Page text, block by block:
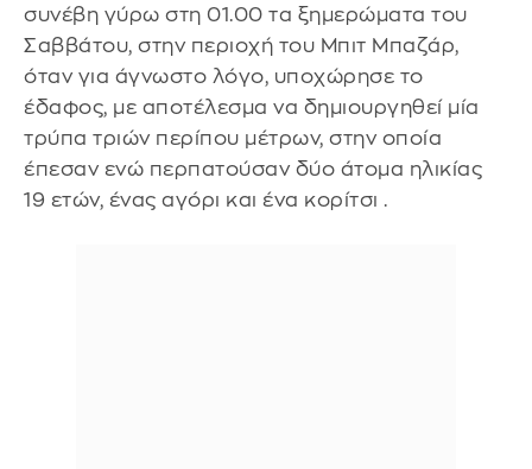
συνέβη γύρω στη 01.00 τα ξημερώματα του
Σαββάτου, στην περιοχή του Μπιτ Μπαζάρ,
όταν για άγνωστο λόγο, υποχώρησε το
έδαφος, με αποτέλεσμα να δημιουργηθεί μία
τρύπα τριών περίπου μέτρων, στην οποία
έπεσαν ενώ περπατούσαν δύο άτομα ηλικίας
19 ετών, ένας αγόρι και ένα κορίτσι .